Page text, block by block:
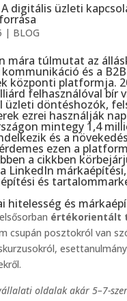
digitális üzleti
| BLOG
mára túlmutat az
és a
központi platformja.
felhasználóval bír
üzleti döntéshozók,
ezrei használják
mintegy 1,4
és a
ezen a
a cikkben
LinkedIn márkaépítési,
és
hitelesség és
elsősorban értékorientált
csupán posztokról van
oldalak akár 5–7-